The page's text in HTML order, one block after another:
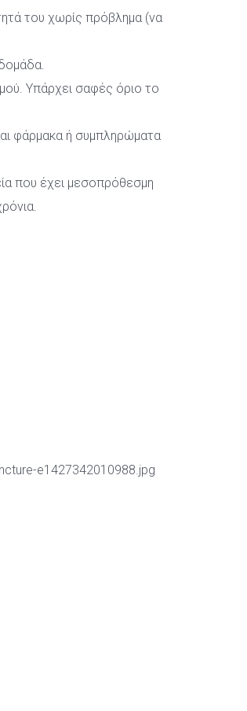
του χωρίς πρόβλημα (να
Υπάρχει σαφές όριο το
φάρμακα ή συμπληρώματα
που έχει μεσοπρόθεσμη